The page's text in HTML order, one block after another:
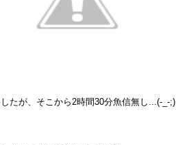
たが、そこから2時間30分魚信無し...(-_-;)